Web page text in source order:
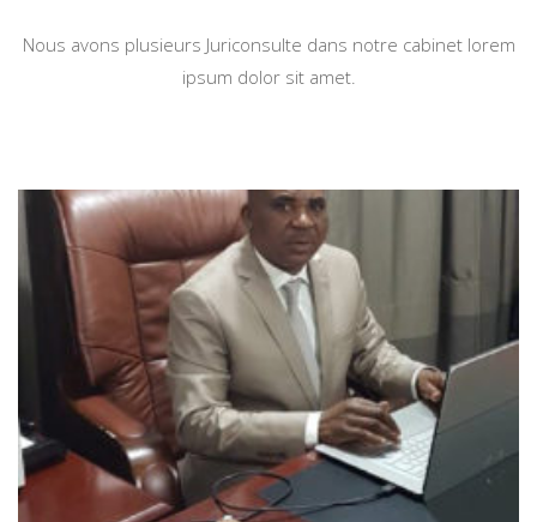
Nous avons plusieurs Juriconsulte dans notre cabinet lorem
ipsum dolor sit amet.